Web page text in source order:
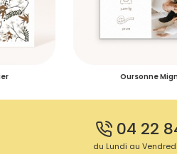
Oursonne
04 22
du Lundi au